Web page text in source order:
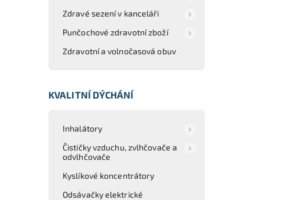
Zdravé sezení v kanceláři
Punčochové zdravotní zboží
Zdravotní a volnočasová obuv
KVALITNÍ DÝCHÁNÍ
Inhalátory
Čističky vzduchu, zvlhčovače a
odvlhčovače
Kyslíkové koncentrátory
Odsávačky elektrické